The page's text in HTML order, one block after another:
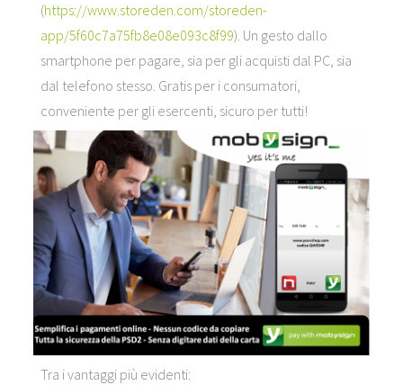
(https://www.storeden.com/storeden-
app/5f60c7a75fb8e08e093c8f99). Un gesto dallo
smartphone per pagare, sia per gli acquisti dal PC, sia
dal telefono stesso. Gratis per i consumatori,
conveniente per gli esercenti, sicuro per tutti!
Tra i vantaggi più evidenti: